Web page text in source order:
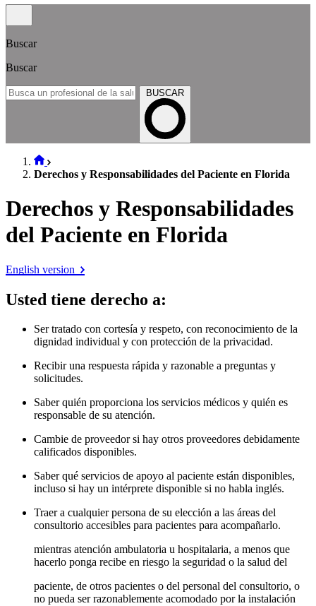
Buscar
Buscar
BUSCAR
Derechos y Responsabilidades del Paciente en Florida
Derechos y Responsabilidades
del Paciente en Florida
English version
Usted tiene derecho a:
Ser tratado con cortesía y respeto, con reconocimiento de la
dignidad individual y con protección de la privacidad.
Recibir una respuesta rápida y razonable a preguntas y
solicitudes.
Saber quién proporciona los servicios médicos y quién es
responsable de su atención.
Cambie de proveedor si hay otros proveedores debidamente
calificados disponibles.
Saber qué servicios de apoyo al paciente están disponibles,
incluso si hay un intérprete disponible si no habla inglés.
Traer a cualquier persona de su elección a las áreas del
consultorio accesibles para pacientes para acompañarlo.
mientras atención ambulatoria u hospitalaria, a menos que
hacerlo ponga recibe en riesgo la seguridad o la salud del
paciente, de otros pacientes o del personal del consultorio, o
no pueda ser razonablemente acomodado por la instalación